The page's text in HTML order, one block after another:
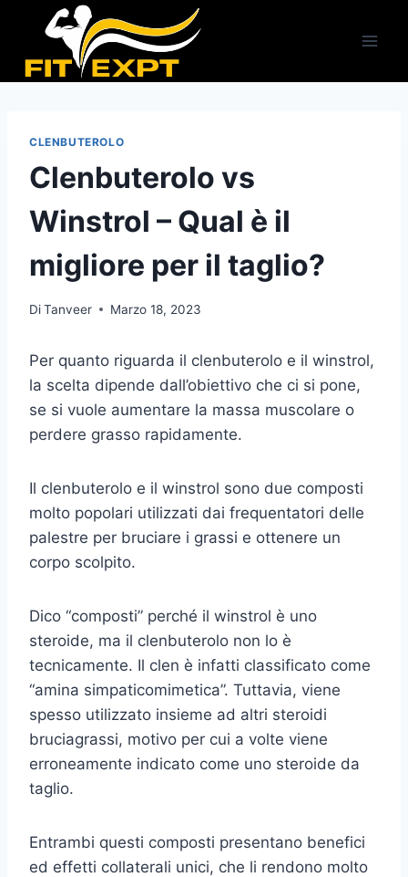
contenuto
CLENBUTEROLO
Clenbuterolo vs
Winstrol – Qual è il
migliore per il taglio?
DiTanveer Marzo 18, 2023
Per quanto riguarda il clenbuterolo e il winstrol,
la scelta dipende dall’obiettivo che ci si pone,
se si vuole aumentare la massa muscolare o
perdere grasso rapidamente.
Il clenbuterolo e il winstrol sono due composti
molto popolari utilizzati dai frequentatori delle
palestre per bruciare i grassi e ottenere un
corpo scolpito.
Dico “composti” perché il winstrol è uno
steroide, ma il clenbuterolo non lo è
tecnicamente. Il clen è infatti classificato come
“amina simpaticomimetica”. Tuttavia, viene
spesso utilizzato insieme ad altri steroidi
bruciagrassi, motivo per cui a volte viene
erroneamente indicato come uno steroide da
taglio.
Entrambi questi composti presentano benefici
ed effetti collaterali unici, che li rendono molto